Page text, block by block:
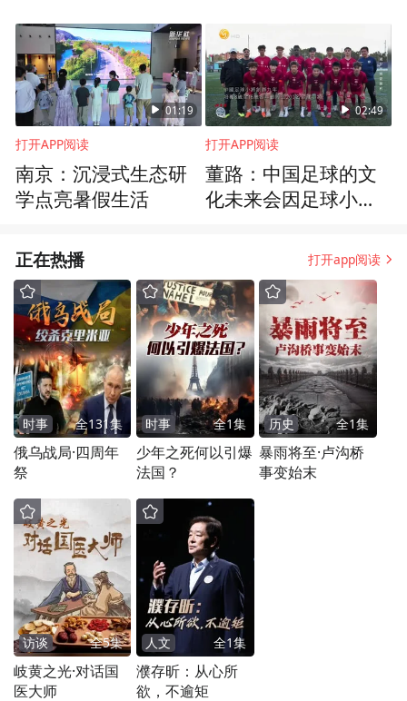
01:19
打开APP阅读
南京：沉浸式生态研
学点亮暑假生活
02:49
打开APP阅读
董路：中国足球的文
化未来会因足球小将
在正确的方向上
正在热播 打开app阅读
时事 全131集
俄乌战局·四周年
祭
时事 全1集
少年之死何以引爆
法国？
历史 全1集
暴雨将至·卢沟桥
事变始末
访谈 全5集
岐黄之光·对话国
医大师
人文 全1集
濮存昕：从心所
欲，不逾矩